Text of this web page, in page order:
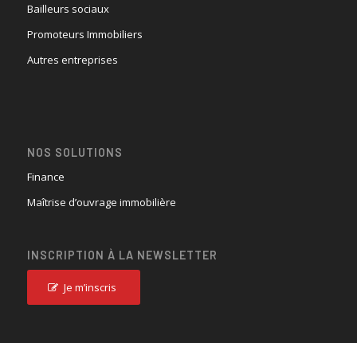
Bailleurs sociaux
Promoteurs Immobiliers
Autres entreprises
NOS SOLUTIONS
Finance
Maîtrise d’ouvrage immobilière
INSCRIPTION À LA NEWSLETTER
Je m’inscris